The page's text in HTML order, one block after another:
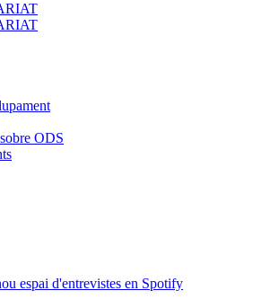
ODS
espai d'entrevistes en Spotify